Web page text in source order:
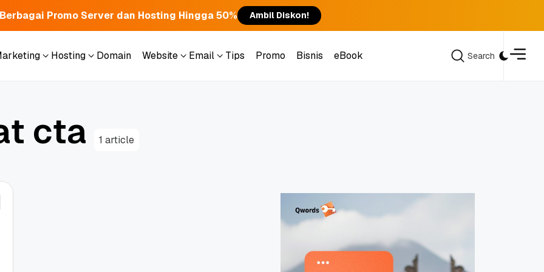
Promo Server dan Hosting Hingga 50% Ambil Diskon!
Hosting
Domain
Website
Email
Tips
Promo
Bisnis
eBook
Search
t cta 1 article